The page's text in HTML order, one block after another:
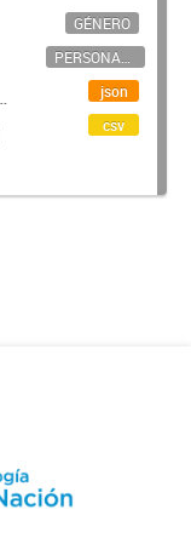
GÉNERO
PERSONAL CIENTÍFICO-TECNOLÓGICO
json
csv